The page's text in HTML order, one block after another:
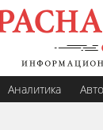
Аналитика